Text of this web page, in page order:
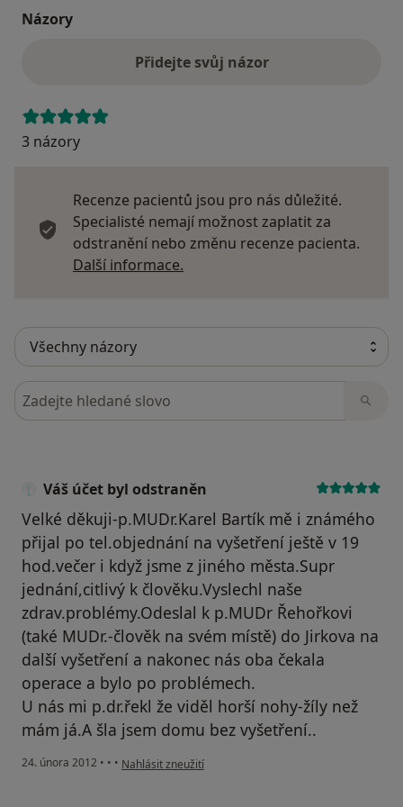
Názory
Přidejte svůj názor
3 názory
Recenze pacientů jsou pro nás důležité.
Specialisté nemají možnost zaplatit za
odstranění nebo změnu recenze pacienta.
Další informace.
Hledejte v názorech
Váš účet byl odstraněn
Velké děkuji-p.MUDr.Karel Bartík mě i známého
přijal po tel.objednání na vyšetření ještě v 19
hod.večer i když jsme z jiného města.Supr
jednání,citlivý k člověku.Vyslechl naše
zdrav.problémy.Odeslal k p.MUDr Řehořkovi
(také MUDr.-člověk na svém místě) do Jirkova na
další vyšetření a nakonec nás oba čekala
operace a bylo po problémech.
U nás mi p.dr.řekl že viděl horší nohy-žíly než
mám já.A šla jsem domu bez vyšetření..
24. února 2012 • • • podle názoru uživatele Váš účet byl odstraněn
Nahlásit zneužití